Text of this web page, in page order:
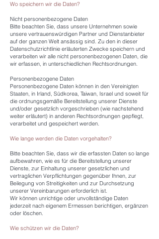
Wo speichern wir die Daten?
Nicht personenbezogene Daten
Bitte beachten Sie, dass unsere Unternehmen sowie
unsere vertrauenswürdigen Partner und Dienstanbieter
auf der ganzen Welt ansässig sind. Zu den in dieser
Datenschutzrichtlinie erläuterten Zwecke speichern und
verarbeiten wir alle nicht personenbezogenen Daten, die
wir erfassen, in unterschiedlichen Rechtsordnungen.
Personenbezogene Daten
Personenbezogene Daten können in den Vereinigten
Staaten, in Irland, Südkorea, Taiwan, Israel und soweit für
die ordnungsgemäße Bereitstellung unserer Dienste
und/oder gesetzlich vorgeschrieben (wie nachstehend
weiter erläutert) in anderen Rechtsordnungen gepflegt,
verarbeitet und gespeichert werden.
Wie lange werden die Daten vorgehalten?
Bitte beachten Sie, dass wir die erfassten Daten so lange
aufbewahren, wie es für die Bereitstellung unserer
Dienste, zur Einhaltung unserer gesetzlichen und
vertraglichen Verpflichtungen gegenüber Ihnen, zur
Beilegung von Streitigkeiten und zur Durchsetzung
unserer Vereinbarungen erforderlich ist.
Wir können unrichtige oder unvollständige Daten
jederzeit nach eigenem Ermessen berichtigen, ergänzen
oder löschen.
Wie schützen wir die Daten?